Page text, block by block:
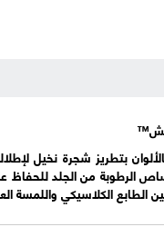
بتطريز شجرة نخيل
الرطوبة من الجلد
الكلاسيكي واللمسة